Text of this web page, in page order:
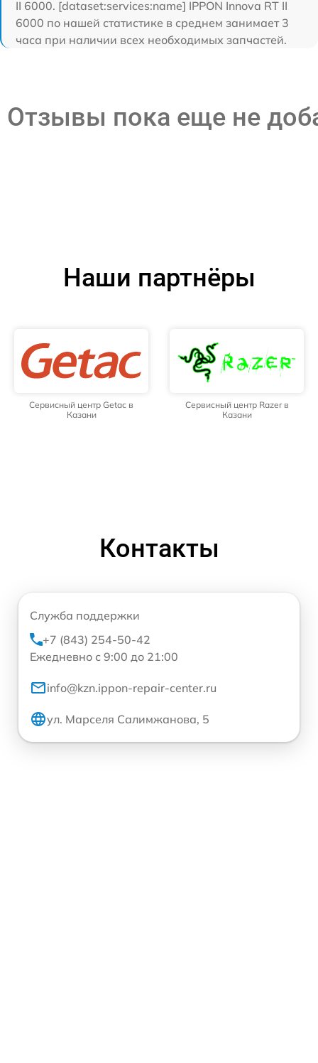
II 6000. [dataset:services:name] IPPON Innova RT II
6000 по нашей статистике в среднем занимает 3
часа при наличии всех необходимых запчастей.
Отзывы пока еще не
Наши партнёры
Сервисный центр Getac в
Казани
Сервисный центр Razer в
Казани
Контакты
Служба поддержки
+7 (843) 254-50-42
Ежедневно с 9:00 до 21:00
info@kzn.ippon-repair-center.ru
ул. Марселя Салимжанова, 5